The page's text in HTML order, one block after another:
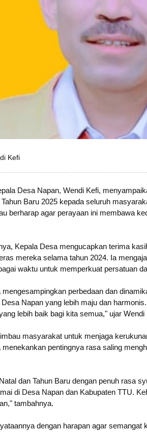
Kefi
Desa Napan, Wendi Kefi,
Baru 2025 kepada seluruh
berharap agar perayaan ini membawa
Kepala Desa mengucapkan terima
mereka selama tahun 2024. Ia
waktu untuk memperkuat persatuan
perbedaan dan
Napan yang lebih maju dan
lebih baik bagi kita semua," ujar Wendi
masyarakat untuk menjaga
menekankan pentingnya rasa saling
dan Tahun Baru dengan penuh rasa
di Desa Napan dan Kabupaten TTU.
tambahnya.
dengan harapan agar